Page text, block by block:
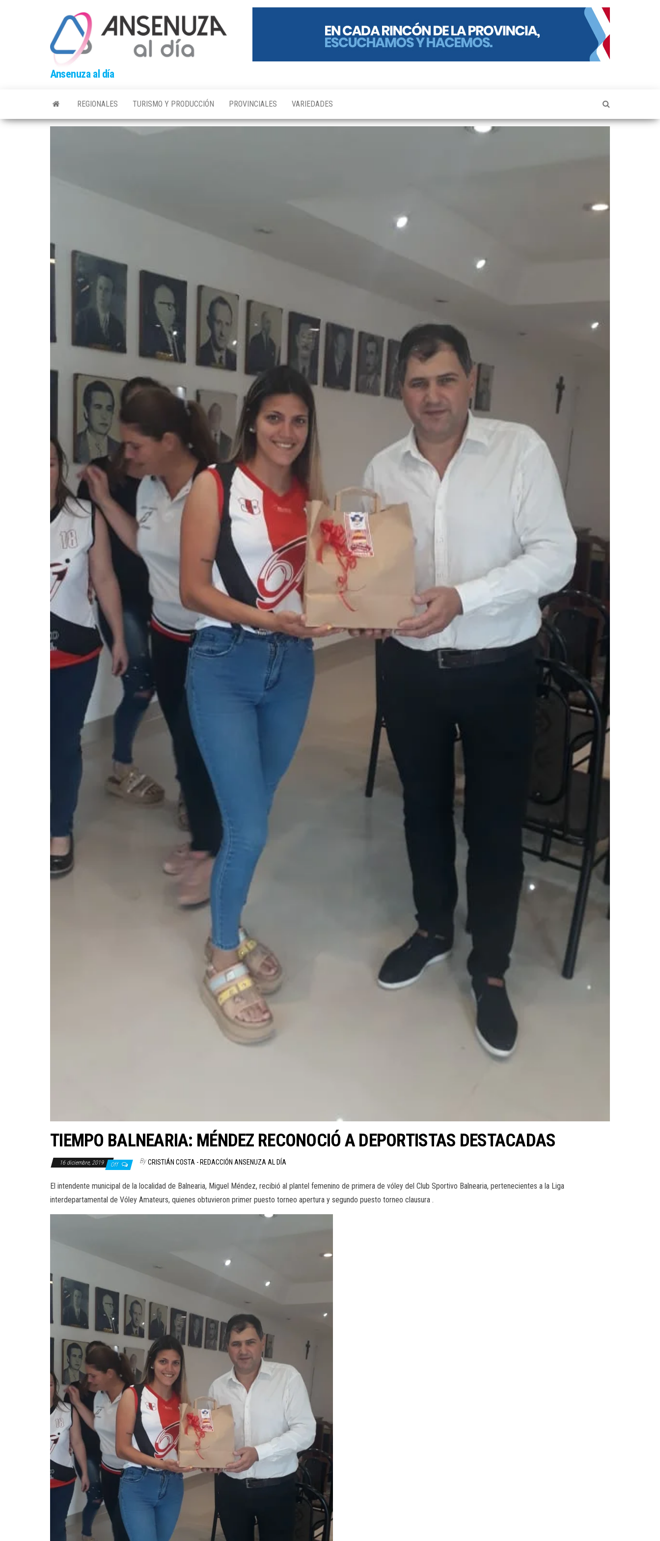
Ansenuza al día
REGIONALES TURISMO Y PRODUCCIÓN PROVINCIALES VARIEDADES
TIEMPO BALNEARIA: MÉNDEZ RECONOCIÓ A DEPORTISTAS DESTACADAS
16 diciembre, 2019 Off By CRISTIÁN COSTA - REDACCIÓN ANSENUZA AL DÍA
El intendente municipal de la localidad de Balnearia, Miguel Méndez, recibió al plantel femenino de primera de vóley del Club Sportivo Balnearia, pertenecientes a la Liga
interdepartamental de Vóley Amateurs, quienes obtuvieron primer puesto torneo apertura y segundo puesto torneo clausura .